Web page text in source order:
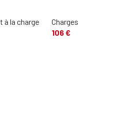
à la charge
Charges
106 €